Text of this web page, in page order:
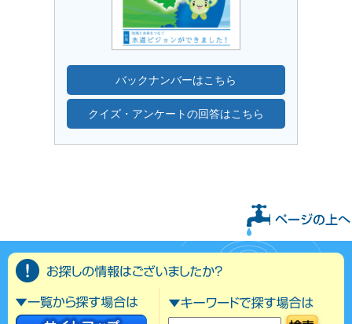
バックナンバーはこちら
クイズ・アンケートの回答はこちら